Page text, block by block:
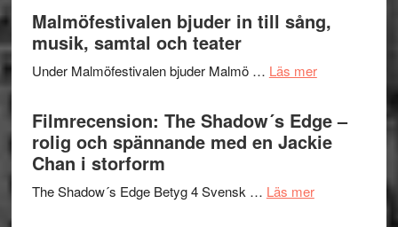
Hannes
Pöntinen
avslutar
Malmöfestivalen bjuder in till sång,
musik, samtal och teater
Under Malmöfestivalen bjuder Malmö … Läs merom
in
till
Filmrecension: The Shadow´s Edge –
rolig och spännande med en Jackie
Chan i storform
The Shadow´s Edge Betyg 4 Svensk … Läs merom